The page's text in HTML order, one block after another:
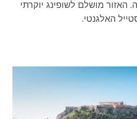
מושלם לשופינג יוקרתי
האלגנטי.